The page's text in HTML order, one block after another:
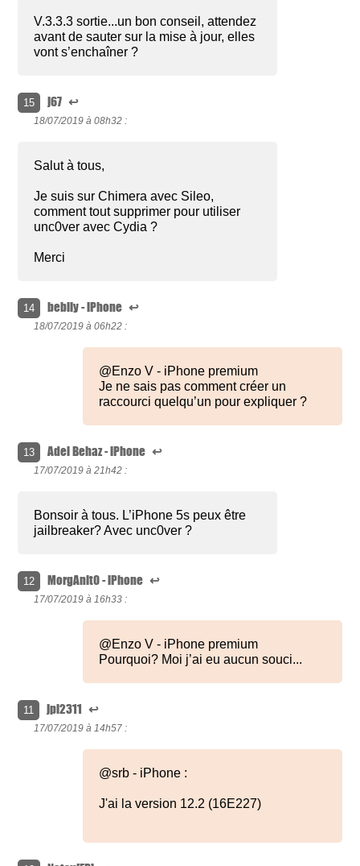
V.3.3.3 sortie...un bon conseil, attendez
avant de sauter sur la mise à jour, elles
vont s’enchaîner ?
15 j67 ↩
18/07/2019 à 08h32 :
Salut à tous,
Je suis sur Chimera avec Sileo,
comment tout supprimer pour utiliser
unc0ver avec Cydia ?
Merci
14 bebily - iPhone ↩
18/07/2019 à 06h22 :
@Enzo V - iPhone premium
Je ne sais pas comment créer un
raccourci quelqu’un pour expliquer ?
13 Adel Behaz - iPhone ↩
17/07/2019 à 21h42 :
Bonsoir à tous. L’iPhone 5s peux être
jailbreaker? Avec unc0ver ?
12 MorgAnit0 - iPhone ↩
17/07/2019 à 16h33 :
@Enzo V - iPhone premium
Pourquoi? Moi j’ai eu aucun souci...
11 jpl2311 ↩
17/07/2019 à 14h57 :
@srb - iPhone :
J'ai la version 12.2 (16E227)